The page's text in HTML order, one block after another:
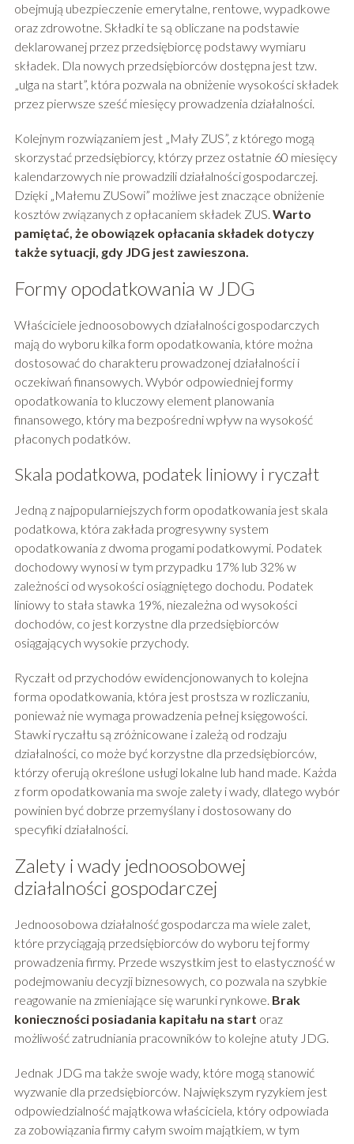
obejmują ubezpieczenie emerytalne, rentowe, wypadkowe
oraz zdrowotne. Składki te są obliczane na podstawie
deklarowanej przez przedsiębiorcę podstawy wymiaru
składek. Dla nowych przedsiębiorców dostępna jest tzw.
„ulga na start”, która pozwala na obniżenie wysokości składek
przez pierwsze sześć miesięcy prowadzenia działalności.
Kolejnym rozwiązaniem jest „Mały ZUS”, z którego mogą
skorzystać przedsiębiorcy, którzy przez ostatnie 60 miesięcy
kalendarzowych nie prowadzili działalności gospodarczej.
Dzięki „Małemu ZUSowi” możliwe jest znaczące obniżenie
kosztów związanych z opłacaniem składek ZUS. Warto
pamiętać, że obowiązek opłacania składek dotyczy
także sytuacji, gdy JDG jest zawieszona.
Formy opodatkowania w JDG
Właściciele jednoosobowych działalności gospodarczych
mają do wyboru kilka form opodatkowania, które można
dostosować do charakteru prowadzonej działalności i
oczekiwań finansowych. Wybór odpowiedniej formy
opodatkowania to kluczowy element planowania
finansowego, który ma bezpośredni wpływ na wysokość
płaconych podatków.
Skala podatkowa, podatek liniowy i ryczałt
Jedną z najpopularniejszych form opodatkowania jest skala
podatkowa, która zakłada progresywny system
opodatkowania z dwoma progami podatkowymi. Podatek
dochodowy wynosi w tym przypadku 17% lub 32% w
zależności od wysokości osiągniętego dochodu. Podatek
liniowy to stała stawka 19%, niezależna od wysokości
dochodów, co jest korzystne dla przedsiębiorców
osiągających wysokie przychody.
Ryczałt od przychodów ewidencjonowanych to kolejna
forma opodatkowania, która jest prostsza w rozliczaniu,
ponieważ nie wymaga prowadzenia pełnej księgowości.
Stawki ryczałtu są zróżnicowane i zależą od rodzaju
działalności, co może być korzystne dla przedsiębiorców,
którzy oferują określone usługi lokalne lub hand made. Każda
z form opodatkowania ma swoje zalety i wady, dlatego wybór
powinien być dobrze przemyślany i dostosowany do
specyfiki działalności.
Zalety i wady jednoosobowej
działalności gospodarczej
Jednoosobowa działalność gospodarcza ma wiele zalet,
które przyciągają przedsiębiorców do wyboru tej formy
prowadzenia firmy. Przede wszystkim jest to elastyczność w
podejmowaniu decyzji biznesowych, co pozwala na szybkie
reagowanie na zmieniające się warunki rynkowe. Brak
konieczności posiadania kapitału na start oraz
możliwość zatrudniania pracowników to kolejne atuty JDG.
Jednak JDG ma także swoje wady, które mogą stanowić
wyzwanie dla przedsiębiorców. Największym ryzykiem jest
odpowiedzialność majątkowa właściciela, który odpowiada
za zobowiązania firmy całym swoim majątkiem, w tym